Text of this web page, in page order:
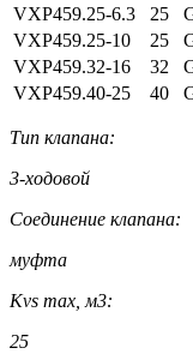
VXP459.25-6.3 25
VXP459.25-10
25
VXP459.32-16 32
VXP459.40-25
40
Тип клапана:
3-ходовой
Соединение клапана:
муфта
Kvs max, м3:
25